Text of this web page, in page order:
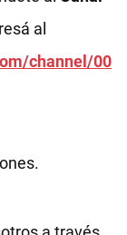
al
channel/00